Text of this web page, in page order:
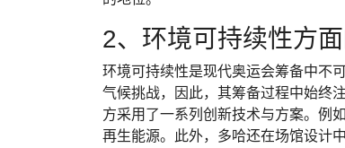
2、环境可持续性方
环境可持续性是现代奥运会筹备中不
气候挑战，因此，其筹备过程中始终
方采用了一系列创新技术与方案。例
再生能源。此外，多哈还在场馆设计